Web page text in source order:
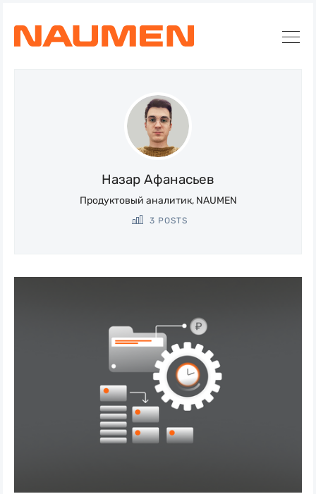
Искать
Блог
Naumen:
service
desk,
Назар Афанасьев
Продуктовый аналитик, NAUMEN
3 POSTS